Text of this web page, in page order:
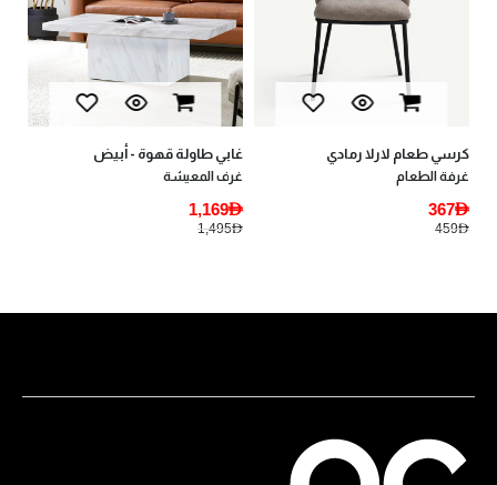
كرسي طعام لارلا رمادي
غرفة الطعام
367AED
459AED
غابي طاولة قهوة - أبيض
غرف المعيشة
1,169AED
1,495AED